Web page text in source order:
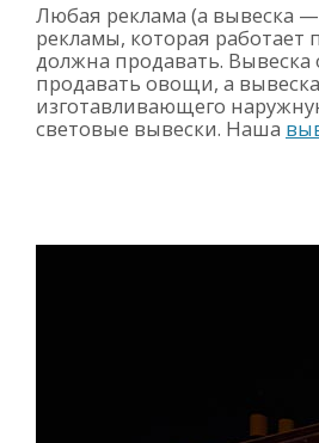
Любая реклама (а вывеска
рекламы, которая работает
должна продавать.
продавать овощи, а
изготавливающего
световые вывески. Наша